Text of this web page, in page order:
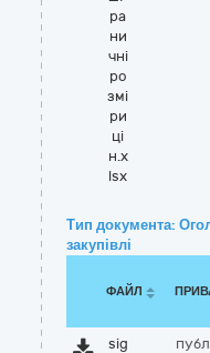
ра
ни
чні
ро
змі
ри
ці
н.x
lsx
Тип документа:
закупівлі
ФАЙЛ
sig